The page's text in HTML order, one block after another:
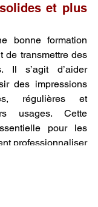
et plus
bonne formation
de transmettre des
Il s’agit d’aider
des impressions
régulières et
usages. Cette
pour les
professionnaliser